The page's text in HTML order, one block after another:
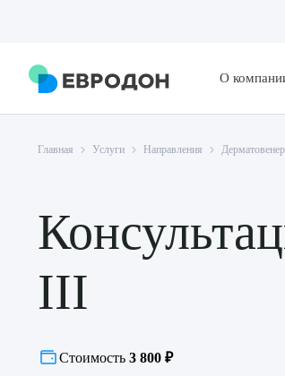
О
Главная Услуги Направления
III
Стоимость 3 800 ₽